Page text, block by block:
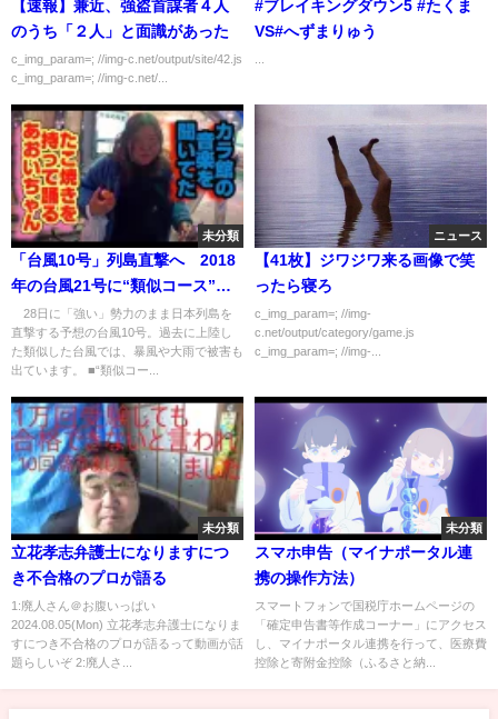
【速報】兼近、強盗首謀者４人
のうち「２人」と面識があった
c_img_param=; //img-c.net/output/site/42.js
c_img_param=; //img-c.net/...
#ブレイキングダウン5 #たくま
VS#へずまりゅう
未分類
「台風10号」列島直撃へ 2018
年の台風21号に“類似コース”
連続被害に懸念【スーパーJチャ
ンネル】(2024年8月25日)
28日に「強い」勢力のまま日本列島を
直撃する予想の台風10号。過去に上陸し
た類似した台風では、暴風や大雨で被害も
出ています。 ■“類似コー...
ニュース
【41枚】ジワジワ来る画像で笑
ったら寝ろ
c_img_param=; //img-
c.net/output/category/game.js
c_img_param=; //img-...
未分類
立花孝志弁護士になりますにつ
き不合格のプロが語る
1:廃人さん＠お腹いっぱい
2024.08.05(Mon) 立花孝志弁護士になりま
すにつき不合格のプロが語るって動画が話
題らしいぞ 2:廃人さ...
未分類
スマホ申告（マイナポータル連
携の操作方法）
スマートフォンで国税庁ホームページの
「確定申告書等作成コーナー」にアクセス
し、マイナポータル連携を行って、医療費
控除と寄附金控除（ふるさと納...